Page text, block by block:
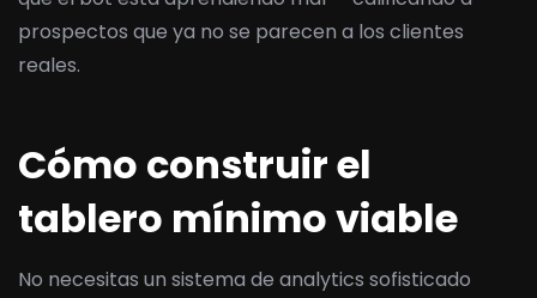
prospectos que ya no se parecen a los clientes
reales.
Cómo construir el
tablero mínimo viable
No necesitas un sistema de analytics sofisticado